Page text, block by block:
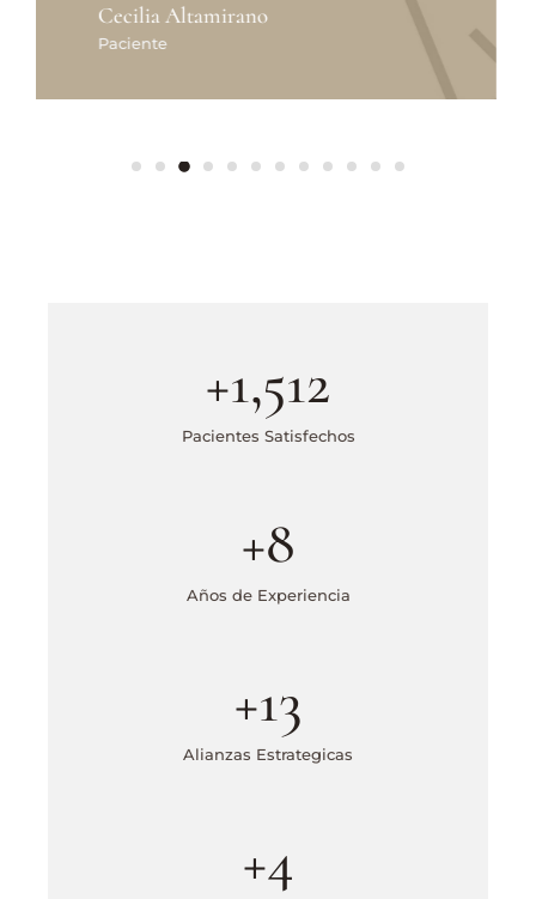
Vicky Altamirano
Paciente
Pacientes Satisfechos
+1,512
Años de Experiencia
+8
Alianzas Estrategicas
+13
+4